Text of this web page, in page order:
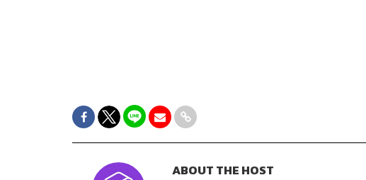
ABOUT THE HOST